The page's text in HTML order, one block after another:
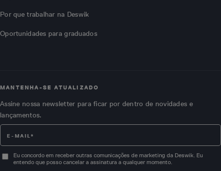
Por que trabalhar na Deswik
Oportunidades para graduados
MANTENHA-SE ATUALIZADO
Assine nossa newsletter para ficar por dentro de novidades e
lançamentos.
Eu concordo em receber outras comunicações de marketing da Deswik. Eu
entendo que posso cancelar a assinatura a qualquer momento.